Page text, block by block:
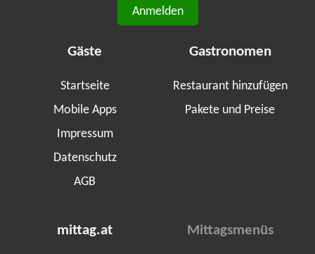
Anmelden
Gäste
Startseite
Mobile Apps
Impressum
Datenschutz
AGB
Gastronomen
Restaurant hinzufügen
Pakete und Preise
mittag.at Mittagsmenüs